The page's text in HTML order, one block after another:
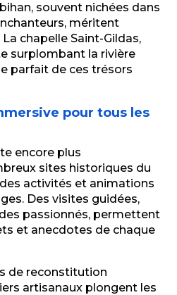
souvent nichées dans
méritent
chapelle Saint-Gildas,
surplombant la rivière
parfait de ces trésors
pour tous les
encore plus
sites historiques du
activités et animations
Des visites guidées,
passionnés, permettent
et anecdotes de chaque
de reconstitution
artisanaux plongent les